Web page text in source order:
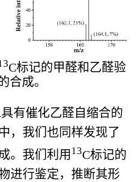
C标记的甲醛和乙醛验
合成。
有催化乙醛自缩合的
，我们也同样发现了
。我们利用 13C标记的
进行鉴定，推断其形